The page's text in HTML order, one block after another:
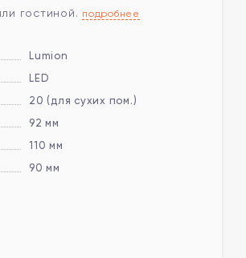
гостиной. подробнее
Lumion
LED
20 (для сухих пом.)
92 мм
110 мм
90 мм